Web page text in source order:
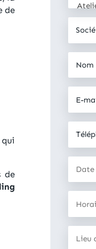
de
qui
de